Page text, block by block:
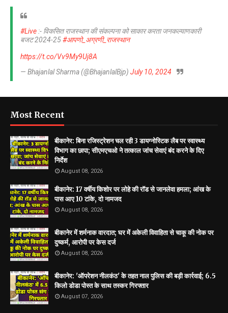
#Live :- विकसित राजस्थान की संकल्पना को साकार करता जनकल्याणकारी
बजट 2024-25#आपणो_अग्रणी_राजस्थान
https://t.co/Vv9My9Uj8A
— Bhajanlal Sharma (@BhajanlalBjp) July 10, 2024
Most Recent
बीकानेर: बिना रजिस्ट्रेशन चल रही 3 डायग्नोस्टिक लैब पर स्वास्थ्य
विभाग का छापा; सीएमएचओ ने तत्काल जांच सेवाएं बंद करने के दिए
निर्देश
August 08, 2026
बीकानेर: 17 वर्षीय किशोर पर लोहे की रॉड से जानलेवा हमला; आंख के
पास आए 10 टांके, दो नामजद
August 08, 2026
बीकानेर में शर्मनाक वारदात; घर में अकेली विवाहिता से चाकू की नोक पर
दुष्कर्म, आरोपी पर केस दर्ज
August 08, 2026
बीकानेर: 'ऑपरेशन नीलकंठ' के तहत नाल पुलिस की बड़ी कार्रवाई; 6.5
किलो डोडा पोस्त के साथ तस्कर गिरफ्तार
August 07, 2026